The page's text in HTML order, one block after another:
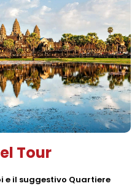
Tour
e il suggestivo Quartiere